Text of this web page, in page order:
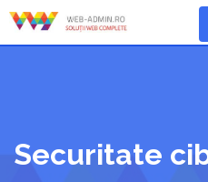
Skip
Securitate